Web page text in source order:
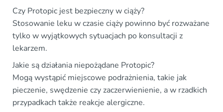
Czy Protopic jest bezpieczny w ciąży?
Stosowanie leku w czasie ciąży powinno być rozważane
tylko w wyjątkowych sytuacjach po konsultacji z
lekarzem.
Jakie są działania niepożądane Protopic?
Mogą wystąpić miejscowe podrażnienia, takie jak
pieczenie, swędzenie czy zaczerwienienie, a w rzadkich
przypadkach także reakcje alergiczne.